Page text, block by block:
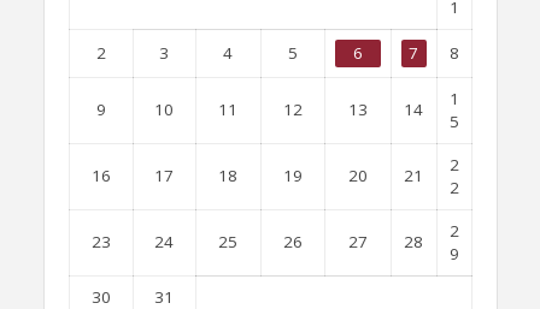
1
2 3 4 5 6 7 8
9 10 11 12 13 14
1
5
16 17 18 19 20 21
2
2
23 24 25 26 27 28
2
9
30
31